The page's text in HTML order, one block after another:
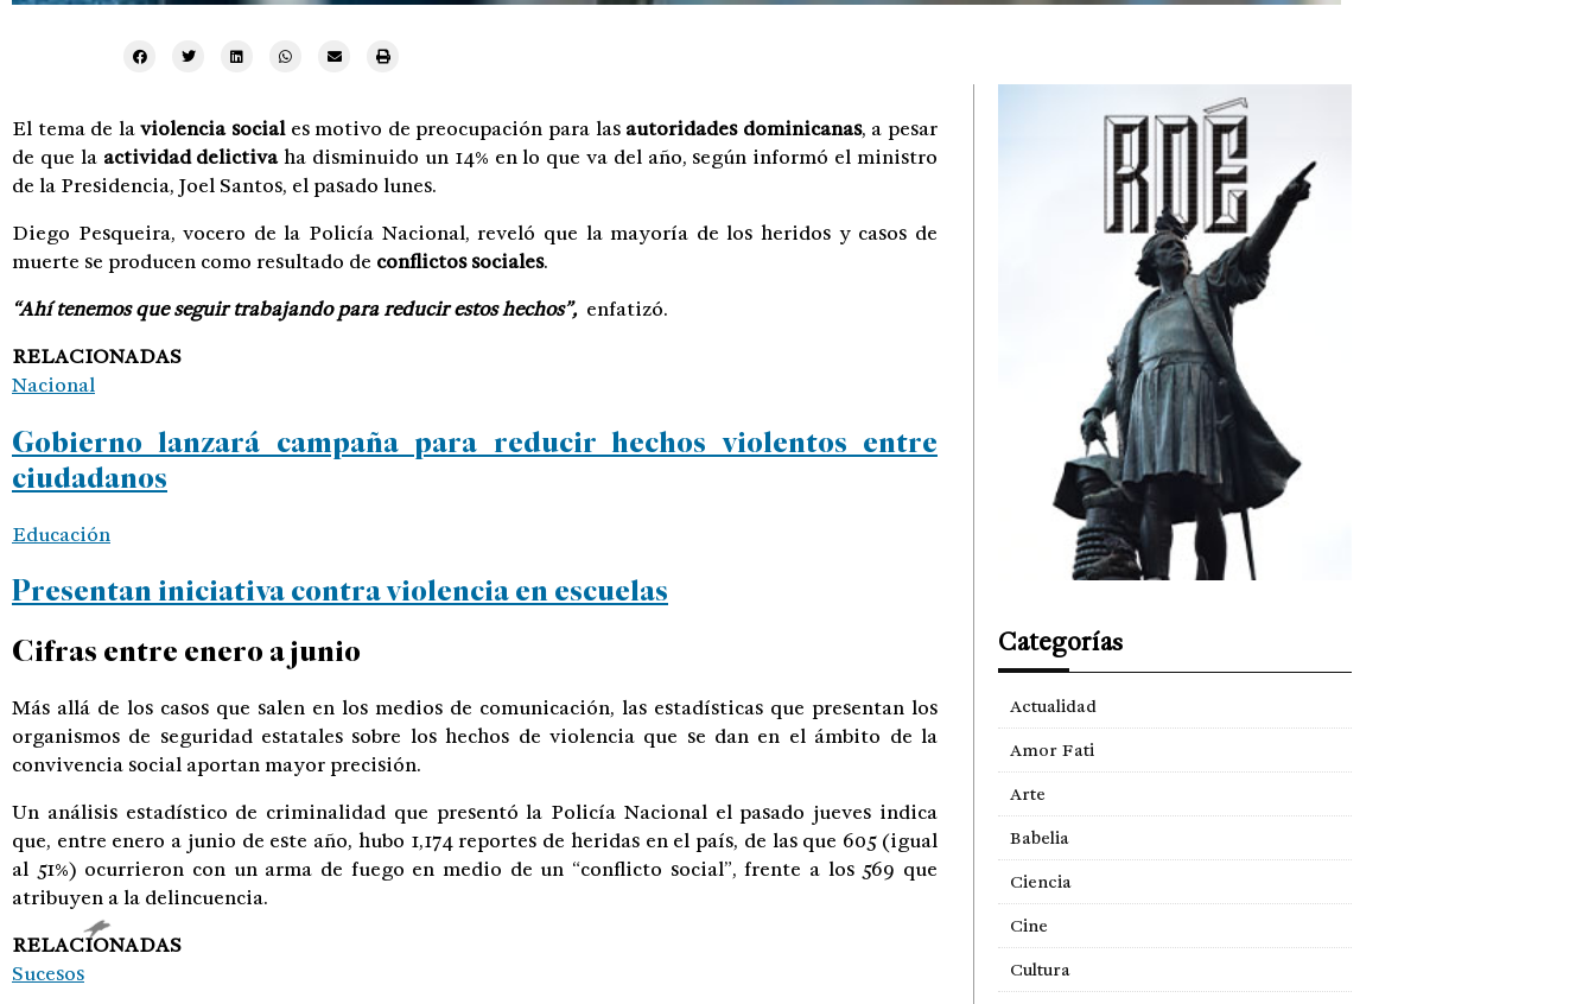
El tema de laviolencia sociales motivo de preocupación para las autoridades dominicanas, a pesar
de que la actividad delictivaha disminuido un 14% en lo que va del año, según informó el ministro
de la Presidencia, Joel Santos, el pasado lunes.
Diego Pesqueira, vocero de la Policía Nacional, reveló que la mayoría de los heridos y casos de
muerte se producen como resultado de conflictos sociales.
“Ahí tenemos que seguir trabajando para reducir estos hechos”, enfatizó.
RELACIONADAS
Nacional
Gobierno lanzará campaña para reducir hechos violentos entre
ciudadanos
Educación
Presentan iniciativa contra violencia en escuelas
Cifras entre enero a junio
Más allá de los casos que salen en los medios de comunicación, las estadísticas que presentan los
organismos de seguridad estatales sobre los hechos de violencia que se dan en el ámbito de la
convivencia social aportan mayor precisión.
Un análisis estadístico de criminalidad que presentó la Policía Nacional el pasado jueves indica
que, entre enero a junio de este año, hubo 1,174 reportes de heridas en el país, de las que 605 (igual
al 51%) ocurrieron con un arma de fuego en medio de un “conflicto social”, frente a los 569 que
atribuyen a la delincuencia.
RELACIONADAS
Sucesos
Categorías
Actualidad
Amor Fati
Arte
Babelia
Ciencia
Cine
Cultura